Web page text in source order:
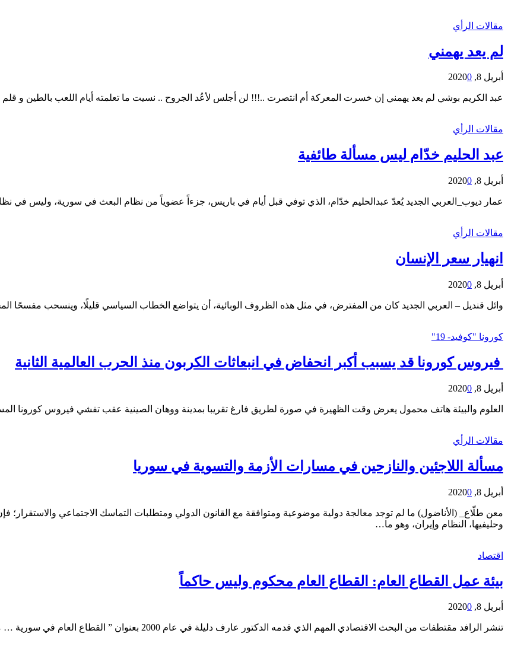
مقالات الرأي
لم يعد يهمني
أبريل 8, 2020 0
عبد الكريم بوشي لم يعد يهمني إن خسرت المعركة أم انتصرت ..!!! لن أجلس لأعُد الجروح .. نسيت ما تعلمته أيام اللعب بالطين و
مقالات الرأي
عبد الحليم خدّام ليس مسألة طائفية
أبريل 8, 2020 0
عمار ديوب_العربي الجديد يُعدّ عبدالحليم خدّام، الذي توفي قبل أيام في باريس، جزءاً عضوياً من نظام البعث في سورية، وليس في
مقالات الرأي
انهيار سعر الإنسان
أبريل 8, 2020 0
وائل قنديل – العربي الجديد كان من المفترض، في مثل هذه الظروف الوبائية، أن يتواضع الخطاب السياسي قليلًا، وينسحب مفسحًا
كورونا "كوفيد- 19"
فيروس كورونا قد يسبب أكبر انحفاض في انبعاثات الكربون منذ الحرب العالمية الثانية
أبريل 8, 2020 0
العلوم والبيئة هاتف محمول يعرض وقت الظهيرة في صورة لطريق فارغ تقريبا بمدينة ووهان الصينية عقب تفشي فيروس كورونا المستجد يوم 31 مارس آذار 2020. تصوير: آلي
مقالات الرأي
مسألة اللاجئين والنازحين في مسارات الأزمة والتسوية في سوريا
أبريل 8, 2020 0
معن طلّاع_ (الأناضول) ما لم توجد معالجة دولية موضوعية ومتوافقة مع القانون الدولي ومتطلبات التماسك الاجتماعي والاستقرار؛
وحليفيها، النظام وإيران، وهو ما…
اقتصاد
بيئة عمل القطاع العام: القطاع العام محكوم وليس حاكماً
أبريل 8, 2020 0
تنشر الرافد مقتطفات من البحث الاقتصادي المهم الذي قدمه الدكتور عارف دليلة في عام 2000 بعنوان ” القطاع العام في سورية … من الحماية إلى المنافسة”، ورغم مرور كل تلك…